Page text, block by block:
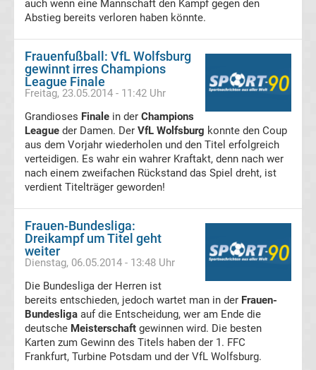
Fußballklubs
Frauenfußball
Alle
Meister
der
DDR
Frauenfußball
-
Liste
der
auch wenn eine Mannschaft den Kampf gegen den
Abstieg bereits verloren haben könnte.
Frauenfußball: VfL Wolfsburg
gewinnt irres Champions
League Finale
Freitag, 23.05.2014 - 11:42 Uhr
Grandioses Finale in der Champions
League der Damen. Der VfL Wolfsburg konnte den Coup
aus dem Vorjahr wiederholen und den Titel erfolgreich
verteidigen. Es wahr ein wahrer Kraftakt, denn nach wer
nach einem zweifachen Rückstand das Spiel dreht, ist
verdient Titelträger geworden!
Frauen-Bundesliga:
Dreikampf um Titel geht
weiter
Dienstag, 06.05.2014 - 13:48 Uhr
Die Bundesliga der Herren ist
bereits entschieden, jedoch wartet man in der Frauen-
Bundesliga auf die Entscheidung, wer am Ende die
deutsche Meisterschaft gewinnen wird. Die besten
Karten zum Gewinn des Titels haben der 1. FFC
Frankfurt, Turbine Potsdam und der VfL Wolfsburg.